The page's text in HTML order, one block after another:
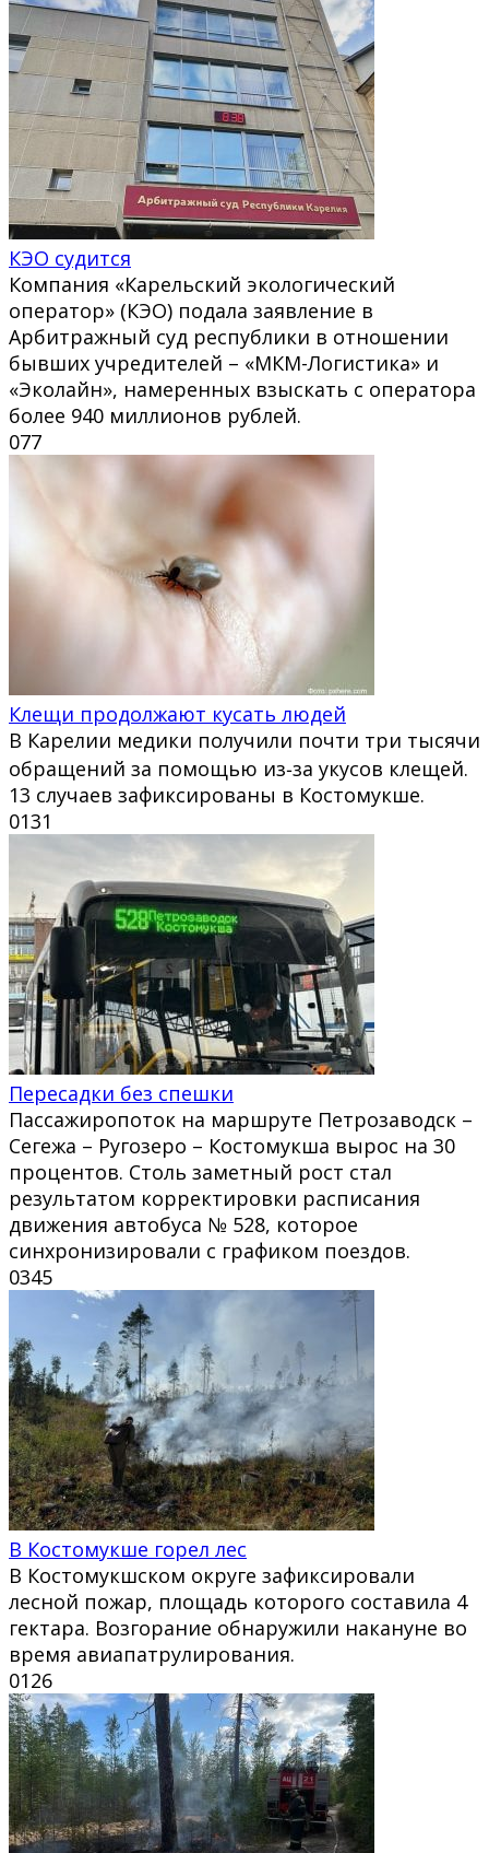
КЭО судится
Компания «Карельский экологический
оператор» (КЭО) подала заявление в
Арбитражный суд республики в отношении
бывших учредителей – «МКМ-Логистика» и
«Эколайн», намеренных взыскать с оператора
более 940 миллионов рублей.
077
Клещи продолжают кусать людей
В Карелии медики получили почти три тысячи
обращений за помощью из‑за укусов клещей.
13 случаев зафиксированы в Костомукше.
0131
Пересадки без спешки
Пассажиропоток на маршруте Петрозаводск –
Сегежа – Ругозеро – Костомукша вырос на 30
процентов. Столь заметный рост стал
результатом корректировки расписания
движения автобуса № 528, которое
синхронизировали с графиком поездов.
0345
В Костомукше горел лес
В Костомукшском округе зафиксировали
лесной пожар, площадь которого составила 4
гектара. Возгорание обнаружили накануне во
время авиапатрулирования.
0126